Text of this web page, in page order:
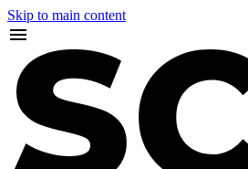
Skip to main content